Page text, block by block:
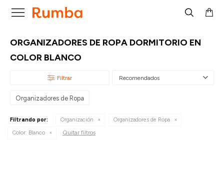

ORGANIZADORES DE ROPA DORMITORIO EN
COLOR BLANCO
Recomendados
Organizadores de Ropa
Filtrando por: Organización
Organizadores de Ropa
Color: Blanco Quitar filtros